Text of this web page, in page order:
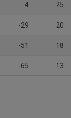
-4 25
-29 20
-51 18
-65 13